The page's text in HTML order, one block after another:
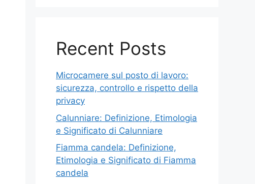
Recent Posts
Microcamere sul posto di lavoro:
sicurezza, controllo e rispetto della
privacy
Calunniare: Definizione, Etimologia
e Significato di Calunniare
Fiamma candela: Definizione,
Etimologia e Significato di Fiamma
candela